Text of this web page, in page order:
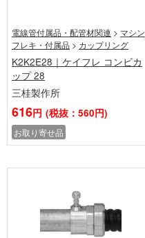
電線管付属品・配管材関連 > マシン
フレキ・付属品 > カップリング
K2K2E28｜ケイフレ コンビカ
ップ 28
三桂製作所
616円 (税抜：560円)
お取り寄せ品